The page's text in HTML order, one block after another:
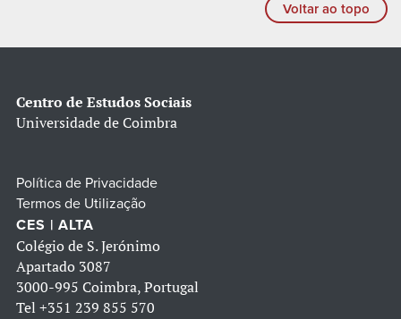
Voltar ao topo
Centro de Estudos Sociais
Universidade de Coimbra
Política de Privacidade
Termos de Utilização
CES | ALTA
Colégio de S. Jerónimo
Apartado 3087
3000-995 Coimbra, Portugal
Tel +351 239 855 570